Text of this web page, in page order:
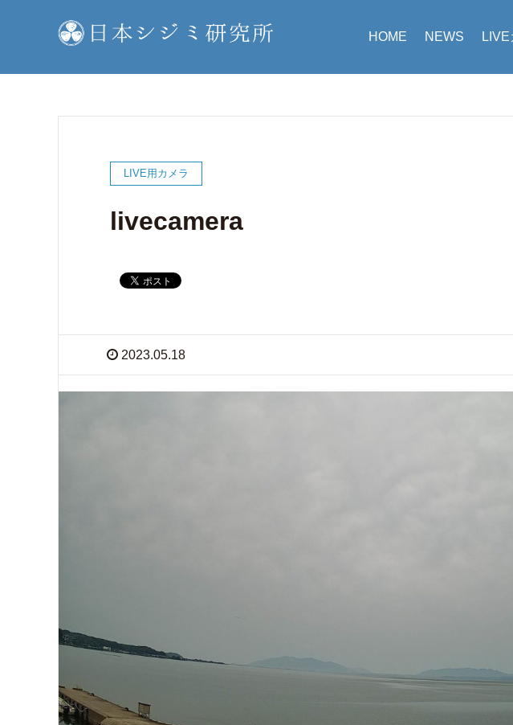
HOME NEWS LIVE
LIVE用カメラ
livecamera
2023.05.18